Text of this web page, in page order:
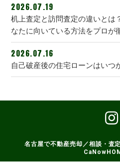
2026.07.19
机上査定と訪問査定の違いとは
なたに向いている方法をプロが
2026.07.16
自己破産後の住宅ローンはいつ
名古屋で不動産売却／相談・査